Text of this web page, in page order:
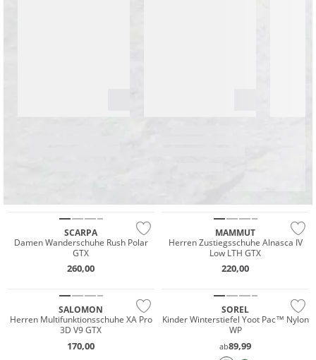
SCARPA
Damen Wanderschuhe Rush Polar
GTX
260,00
MAMMUT
Herren Zustiegsschuhe Alnasca IV
Low LTH GTX
220,00
SALOMON
Herren Multifunktionsschuhe XA Pro
3D V9 GTX
170,00
SOREL
Kinder Winterstiefel Yoot Pac™ Nylon
WP
ab89,99